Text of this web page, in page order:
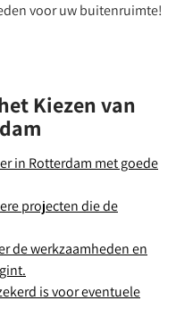
voor uw buitenruimte!
Kiezen van
in Rotterdam met goede
projecten die de
de werkzaamheden en
is voor eventuele